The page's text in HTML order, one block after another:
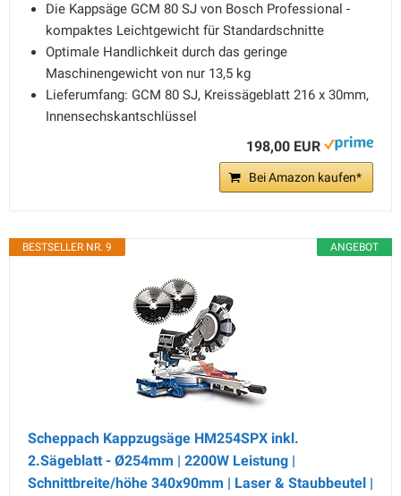
Die Kappsäge GCM 80 SJ von Bosch Professional -
kompaktes Leichtgewicht für Standardschnitte
Optimale Handlichkeit durch das geringe
Maschinengewicht von nur 13,5 kg
Lieferumfang: GCM 80 SJ, Kreissägeblatt 216 x 30mm,
Innensechskantschlüssel
198,00 EUR
Bei Amazon kaufen*
ANGEBOT
BESTSELLER NR. 9
Scheppach Kappzugsäge HM254SPX inkl.
2.Sägeblatt - Ø254mm | 2200W Leistung |
Schnittbreite/höhe 340x90mm | Laser & Staubbeutel |